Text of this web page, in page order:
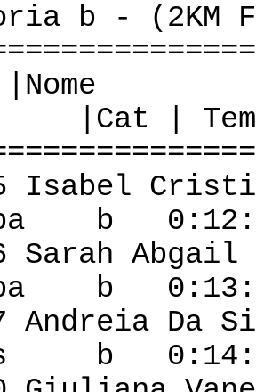
b - (2KM
|Cat |
Isabel
b
b
b